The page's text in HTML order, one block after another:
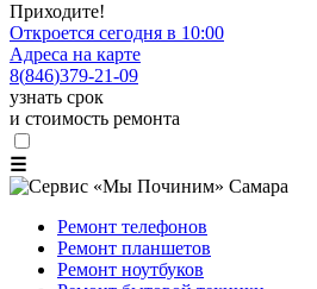
Приходите!
Откроется сегодня в 10:00
Адреса на карте
8(846)379-21-09
узнать срок
и стоимость ремонта
☰
Ремонт телефонов
Ремонт планшетов
Ремонт ноутбуков